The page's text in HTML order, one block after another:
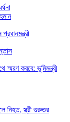
স্মরণ করবে: ভূমিমন্ত্রী